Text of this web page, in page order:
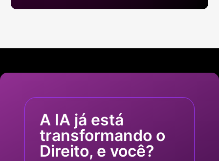
A IA já está
transformando o
Direito, e você?